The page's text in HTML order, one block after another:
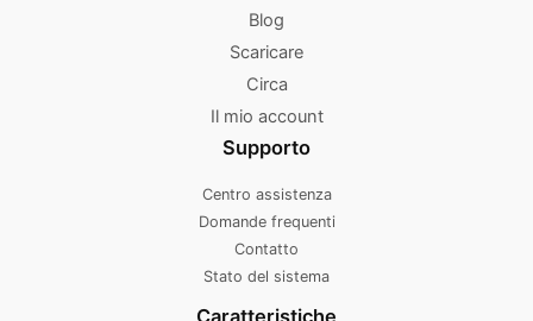
Blog
Scaricare
Circa
Il mio account
Supporto
Centro assistenza
Domande frequenti
Contatto
Stato del sistema